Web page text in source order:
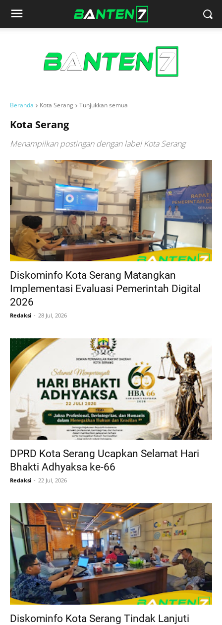
Beranda Kota Serang Tunjukkan semua
Kota Serang
Menampilkan postingan dengan labelKota Serang
Diskominfo Kota Serang Matangkan
Implementasi Evaluasi Pemerintah Digital
2026
Redaksi 28 Jul, 2026
DPRD Kota Serang Ucapkan Selamat Hari
Bhakti Adhyaksa ke-66
Redaksi 22 Jul, 2026
Diskominfo Kota Serang Tindak Lanjuti